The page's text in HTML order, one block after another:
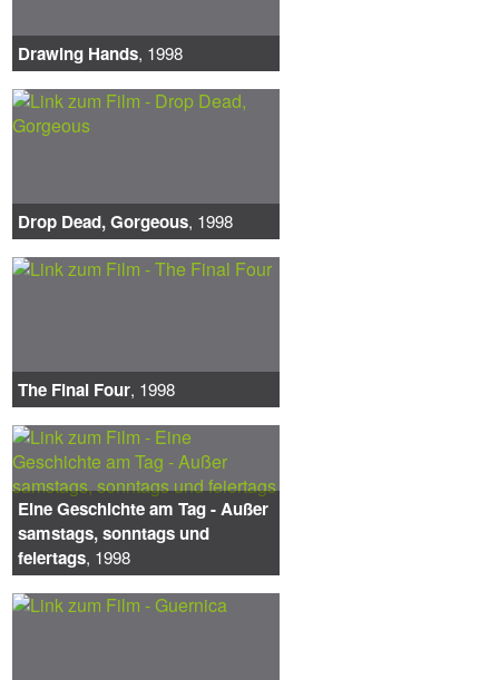
Drawing Hands, 1998
Drop Dead, Gorgeous, 1998
The Final Four, 1998
Eine Geschichte am Tag - Außer
samstags, sonntags und
feiertags, 1998